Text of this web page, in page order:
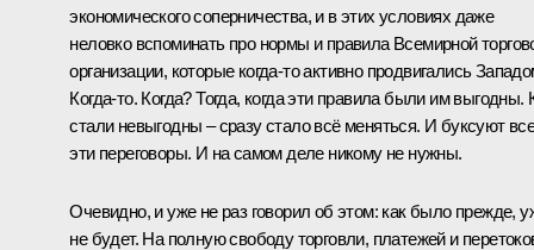
экономического соперничества, и в этих условиях даже
неловко вспоминать про нормы и правила Всемирной
организации, которые когда-то активно продвигались
Когда-то. Когда? Тогда, когда эти правила были им выгодны.
стали невыгодны – сразу стало всё меняться. И буксуют
эти переговоры. И на самом деле никому не нужны.
Очевидно, и уже не раз говорил об этом: как было прежде,
не будет. На полную свободу торговли, платежей и